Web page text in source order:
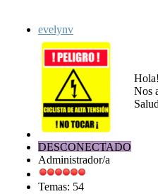
evelynv
DESCONECTADO
Administrador/a
Temas: 54
Nos